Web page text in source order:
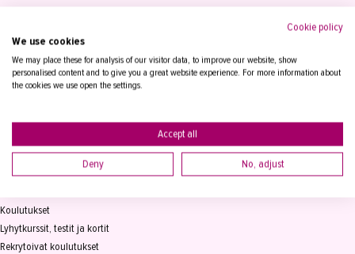
Tampereen Aikuiskoulutuskeskus
PL 15, 33821 Tampere
Vaihde03 2361 111
Koulutukset
Lyhytkurssit, testit ja kortit
Rekrytoivat koulutukset
Cookie policy
We use cookies
We may place these for analysis of our visitor data, to improve our website, show
personalised content and to give you a great website experience. For more information about
the cookies we use open the settings.
Accept all
Deny No, adjust